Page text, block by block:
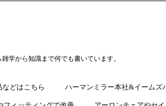
学から知識まで何でも書いています。
どはこちら ハーマンミラー本社&イームズ